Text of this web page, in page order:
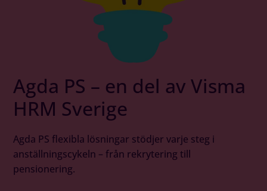
Agda PS – en del av Visma
HRM Sverige
Agda PS flexibla lösningar stödjer varje steg i
anställningscykeln – från rekrytering till
pensionering.